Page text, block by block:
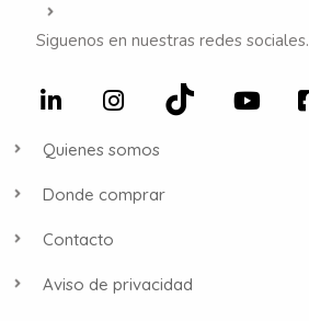
Siguenos en nuestras redes sociales.
Quienes somos
Donde comprar
Contacto
Aviso de privacidad